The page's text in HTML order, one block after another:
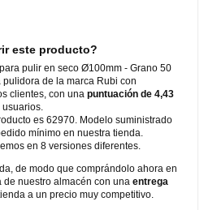
este producto?
pulir en seco Ø100mm - Grano 50
de la marca Rubi con
clientes, con unapuntuación de 4,43
es 62970. Modelo suministrado
mínimo en nuestra tienda.
en 8 versiones diferentes.
de modo que comprándolo ahora en
de nuestro almacén con unaentrega
a un precio muy competitivo.